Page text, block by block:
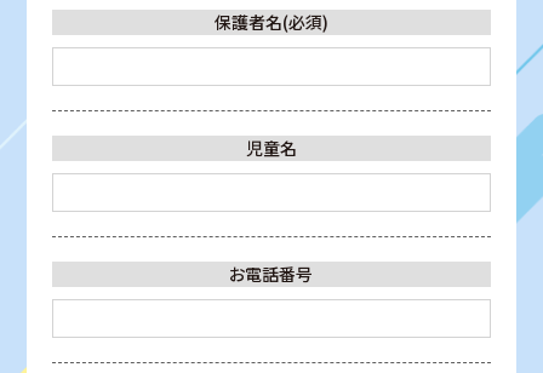
保護者名(必須)
児童名
お電話番号